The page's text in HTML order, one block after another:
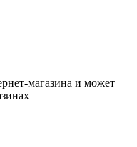
магазина и может